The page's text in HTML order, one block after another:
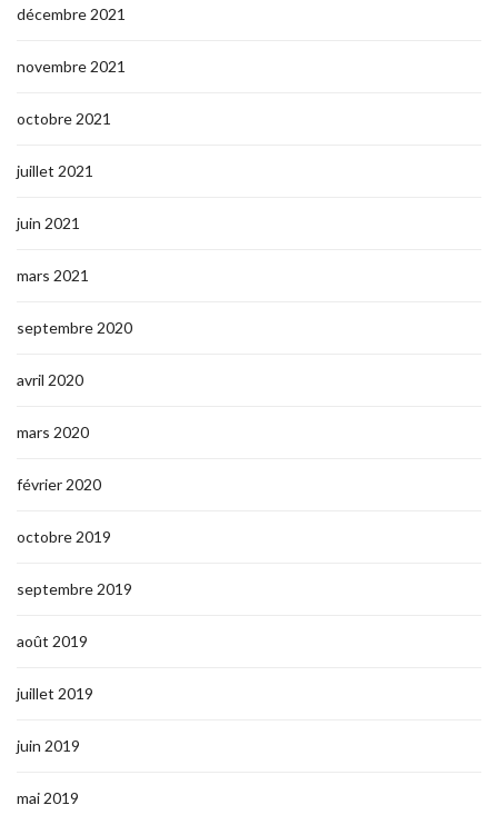
décembre 2021
novembre 2021
octobre 2021
juillet 2021
juin 2021
mars 2021
septembre 2020
avril 2020
mars 2020
février 2020
octobre 2019
septembre 2019
août 2019
juillet 2019
juin 2019
mai 2019